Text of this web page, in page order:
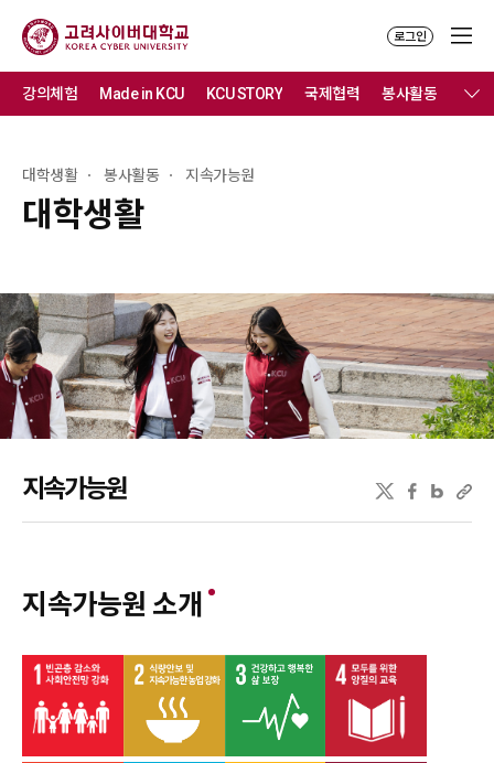
로그인
대학생활
대학생활 봉사활동 지속가능원
강의체험 Made in KCU KCU STORY 국제협력 봉사활동 문화
지속가능원
지속가능원 소개